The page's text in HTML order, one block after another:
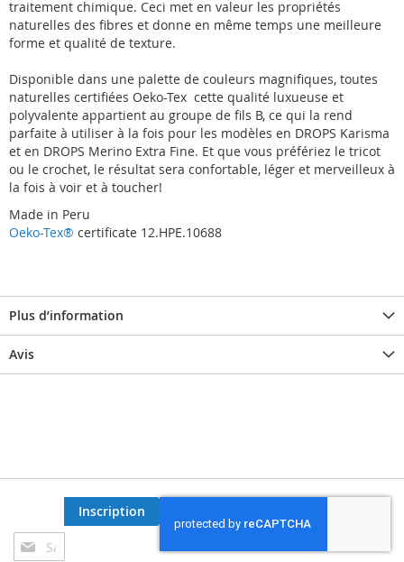
traitement chimique. Ceci met en valeur les propriétés
naturelles des fibres et donne en même temps une meilleure
forme et qualité de texture.
Disponible dans une palette de couleurs magnifiques, toutes
naturelles certifiées Oeko-Tex  cette qualité luxueuse et
polyvalente appartient au groupe de fils B, ce qui la rend
parfaite à utiliser à la fois pour les modèles en DROPS Karisma
et en DROPS Merino Extra Fine. Et que vous préfériez le tricot
ou le crochet, le résultat sera confortable, léger et merveilleux à
la fois à voir et à toucher!
Made in Peru
Oeko-Tex® certificate 12.HPE.10688
Plus d’information
Avis
Inscription
à
Inscription